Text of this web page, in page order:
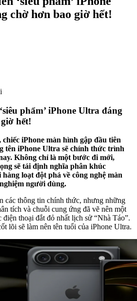
chờ hơn bao giờ hết!
phẩm’ iPhone Ultra đáng
hết!
iPhone màn hình gập đầu tiên
tên iPhone Ultra sẽ chính thức trình
Không chỉ là một bước đi mới,
sẽ tái định nghĩa phân khúc
loạt đột phá về công nghệ màn
người dùng.
các thông tin chính thức, nhưng những
tích và chuỗi cung ứng đã vẽ nên một
thoại đắt đỏ nhất lịch sử “Nhà Táo”.
lõi sẽ làm nên tên tuổi của iPhone Ultra.